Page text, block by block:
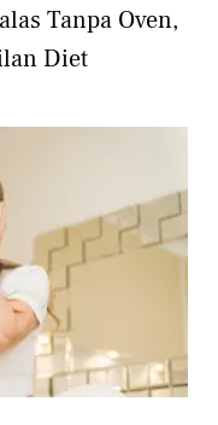
Tanpa Oven,
Diet